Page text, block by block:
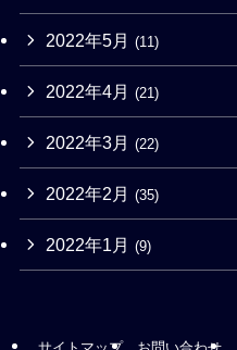
2022年5月 (11)
2022年4月 (21)
2022年3月 (22)
2022年2月 (35)
2022年1月 (9)